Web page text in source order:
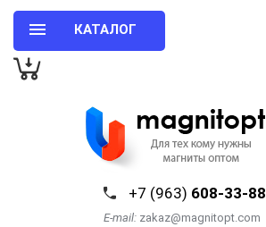
КАТАЛОГ
+7 (963) 608-33-88
E-mail: zakaz@magnitopt.com